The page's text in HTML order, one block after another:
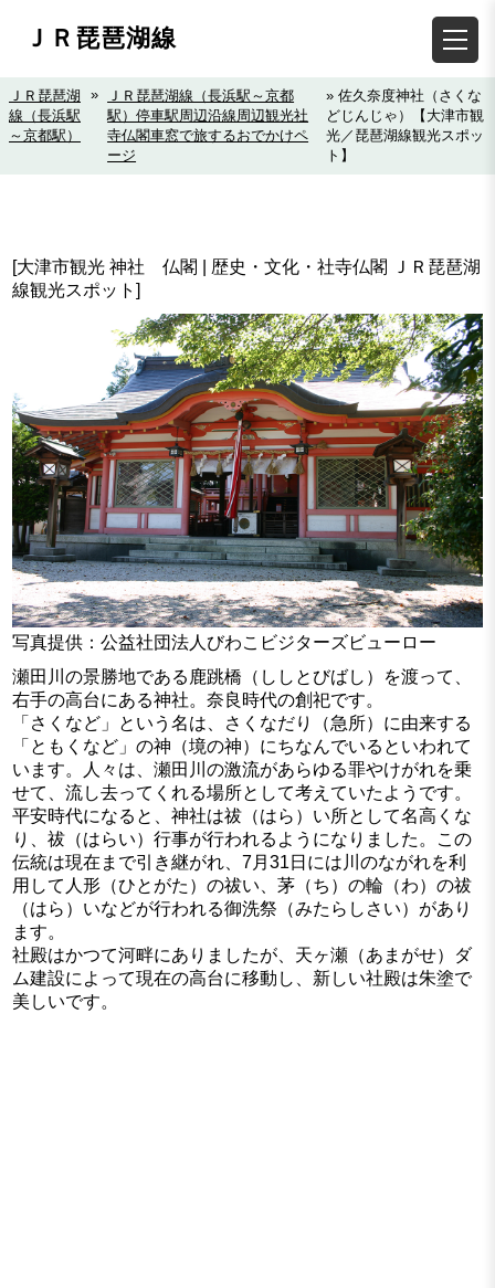
ＪＲ琵琶湖線
ＪＲ琵琶湖
線（長浜駅
～京都駅）
»
ＪＲ琵琶湖線（長浜駅～京都
駅）停車駅周辺沿線周辺観光社
寺仏閣車窓で旅するおでかけペ
ージ
» 佐久奈度神社（さくな
どじんじゃ）【大津市観
光／琵琶湖線観光スポッ
ト】
[大津市観光 神社 仏閣 | 歴史・文化・社寺仏閣 ＪＲ琵琶湖
線観光スポット]
写真提供：公益社団法人びわこビジターズビューロー
瀬田川の景勝地である鹿跳橋（ししとびばし）を渡って、
右手の高台にある神社。奈良時代の創祀です。
「さくなど」という名は、さくなだり（急所）に由来する
「ともくなど」の神（境の神）にちなんでいるといわれて
います。人々は、瀬田川の激流があらゆる罪やけがれを乗
せて、流し去ってくれる場所として考えていたようです。
平安時代になると、神社は祓（はら）い所として名高くな
り、祓（はらい）行事が行われるようになりました。この
伝統は現在まで引き継がれ、7月31日には川のながれを利
用して人形（ひとがた）の祓い、茅（ち）の輪（わ）の祓
（はら）いなどが行われる御洗祭（みたらしさい）があり
ます。
社殿はかつて河畔にありましたが、天ヶ瀬（あまがせ）ダ
ム建設によって現在の高台に移動し、新しい社殿は朱塗で
美しいです。